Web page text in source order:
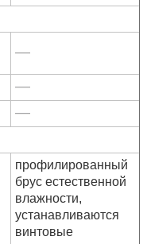
—
—
—
профилированный
брус естественной
влажности,
устанавливаются
винтовые